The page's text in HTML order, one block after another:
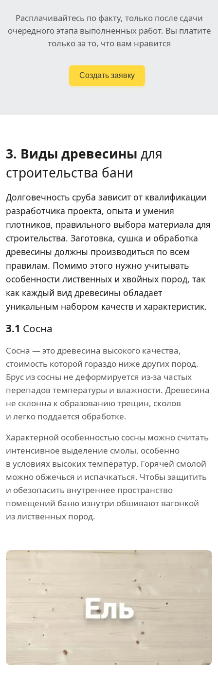
Расплачивайтесь по факту, только после сдачи
очередного этапа выполненных работ. Вы платите
только за то, что вам нравится
Создать заявку
3. Виды древесины для
строительства бани
Долговечность сруба зависит от квалификации
разработчика проекта, опыта и умения
плотников, правильного выбора материала для
строительства. Заготовка, сушка и обработка
древесины должны производиться по всем
правилам. Помимо этого нужно учитывать
особенности лиственных и хвойных пород, так
как каждый вид древесины обладает
уникальным набором качеств и характеристик.
3.1 Сосна
Сосна — это древесина высокого качества,
стоимость которой гораздо ниже других пород.
Брус из сосны не деформируется из-за частых
перепадов температуры и влажности. Древесина
не склонна к образованию трещин, сколов
и легко поддается обработке.
Характерной особенностью сосны можно считать
интенсивное выделение смолы, особенно
в условиях высоких температур. Горячей смолой
можно обжечься и испачкаться. Чтобы защитить
и обезопасить внутреннее пространство
помещений баню изнутри обшивают вагонкой
из лиственных пород.